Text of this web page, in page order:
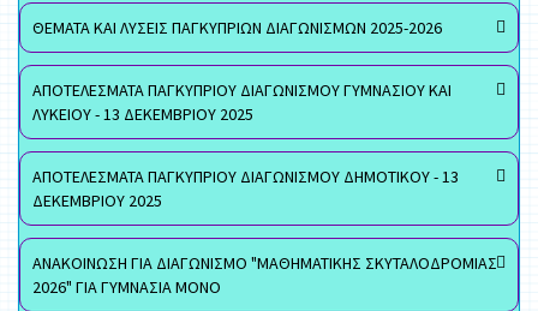
ΘΕΜΑΤΑ ΚΑΙ ΛΥΣΕΙΣ ΠΑΓΚΥΠΡΙΩΝ ΔΙΑΓΩΝΙΣΜΩΝ 2025-2026
ΑΠΟΤΕΛΕΣΜΑΤΑ ΠΑΓΚΥΠΡΙΟΥ ΔΙΑΓΩΝΙΣΜΟΥ ΓΥΜΝΑΣΙΟΥ ΚΑΙ
ΛΥΚΕΙΟΥ - 13 ΔΕΚΕΜΒΡΙΟΥ 2025
ΑΠΟΤΕΛΕΣΜΑΤΑ ΠΑΓΚΥΠΡΙΟΥ ΔΙΑΓΩΝΙΣΜΟΥ ΔΗΜΟΤΙΚΟΥ - 13
ΔΕΚΕΜΒΡΙΟΥ 2025
ΑΝΑΚΟΙΝΩΣΗ ΓΙΑ ΔΙΑΓΩΝΙΣΜΟ "ΜΑΘΗΜΑΤΙΚΗΣ ΣΚΥΤΑΛΟΔΡΟΜΙΑΣ
2026" ΓΙΑ ΓΥΜΝΑΣΙΑ ΜΟΝΟ